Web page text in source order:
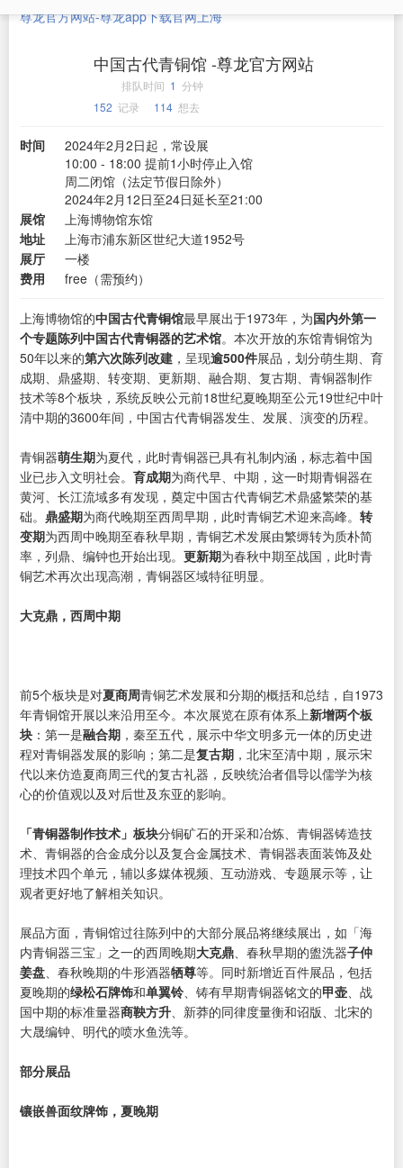
尊龙官方网站-尊龙app下载官网上海
中国古代青铜馆 -尊龙官方网站
排队时间 1 分钟
152 记录 114 想去
时间
2024年2月2日起，常设展
10:00 - 18:00 提前1小时停止入馆
周二闭馆（法定节假日除外）
2024年2月12日至24日延长至21:00
展馆
上海博物馆东馆
地址
上海市浦东新区世纪大道1952号
展厅
一楼
费用
free（需预约）
上海博物馆的中国古代青铜馆最早展出于1973年，为国内外第一
个专题陈列中国古代青铜器的艺术馆。本次开放的东馆青铜馆为
50年以来的第六次陈列改建 ，呈现逾500件展品，划分萌生期、育
成期、鼎盛期、转变期、更新期、融合期、复古期、青铜器制作
技术等8个板块，系统反映公元前18世纪夏晚期至公元19世纪中叶
清中期的3600年间，中国古代青铜器发生、发展、演变的历程。
青铜器萌生期为夏代，此时青铜器已具有礼制内涵，标志着中国
业已步入文明社会。 育成期为商代早、中期，这一时期青铜器在
黄河、长江流域多有发现，奠定中国古代青铜艺术鼎盛繁荣的基
础。 鼎盛期为商代晚期至西周早期，此时青铜艺术迎来高峰。 转
变期为西周中晚期至春秋早期，青铜艺术发展由繁缛转为质朴简
率，列鼎、编钟也开始出现。 更新期为春秋中期至战国，此时青
铜艺术再次出现高潮，青铜器区域特征明显。
大克鼎，西周中期
前5个板块是对夏商周青铜艺术发展和分期的概括和总结，自1973
年青铜馆开展以来沿用至今。本次展览在原有体系上新增两个板
块 ：第一是融合期 ，秦至五代，展示中华文明多元一体的历史进
程对青铜器发展的影响；第二是复古期 ，北宋至清中期，展示宋
代以来仿造夏商周三代的复古礼器，反映统治者倡导以儒学为核
心的价值观以及对后世及东亚的影响。
「青铜器制作技术」板块分铜矿石的开采和冶炼、青铜器铸造技
术、青铜器的合金成分以及复合金属技术、青铜器表面装饰及处
理技术四个单元，辅以多媒体视频、互动游戏、专题展示等，让
观者更好地了解相关知识。
展品方面，青铜馆过往陈列中的大部分展品将继续展出，如「海
内青铜器三宝」之一的西周晚期大克鼎、春秋早期的盥洗器子仲
姜盘、春秋晚期的牛形酒器牺尊等。同时新增近百件展品，包括
夏晚期的绿松石牌饰和单翼铃、铸有早期青铜器铭文的甲壶、战
国中期的标准量器商鞅方升、新莽的同律度量衡和诏版、北宋的
大晟编钟、明代的喷水鱼洗等。
部分展品
镶嵌兽面纹牌饰，夏晚期